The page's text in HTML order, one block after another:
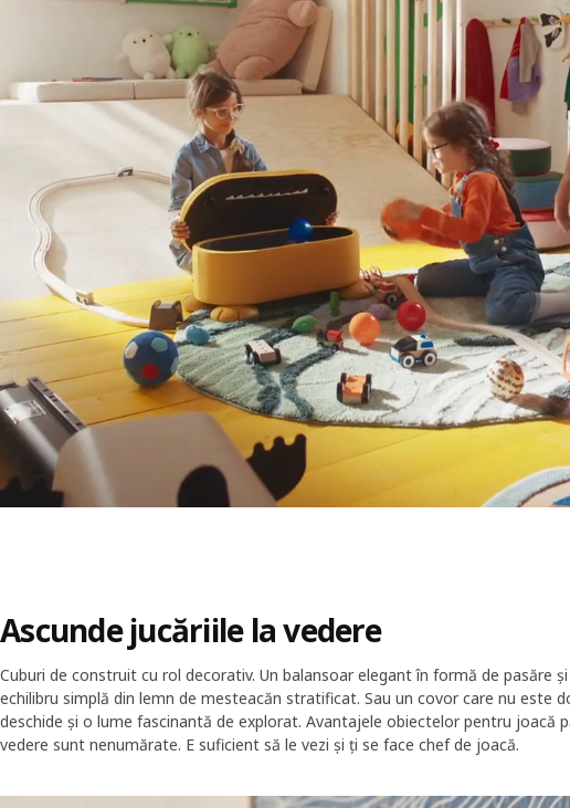
Ascunde jucăriile la vedere
Cuburi de construit cu rol decorativ. Un balansoar elegant în formă de pasăre
echilibru simplă din lemn de mesteacăn stratificat. Sau un covor care nu este
deschide și o lume fascinantă de explorat. Avantajele obiectelor pentru joacă
vedere sunt nenumărate. E suficient să le vezi și ți se face chef de joacă.